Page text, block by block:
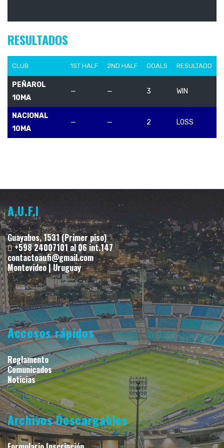
RESULTADOS
CLUB 1ST HALF 2ND HALF GOALS RESULTADO
PEÑAROL
10MA
— — 3 WIN
NACIONAL
10MA
— — 2 LOSS
A.U.F.I
Guayabos, 1531 (Primer piso)
+598 24007101 al 06 int.147
contactoaufi@gmail.com
Montevideo | Uruguay
Accesos rápidos
Reglamento
Comunicados
Noticias
Archivos Descargables